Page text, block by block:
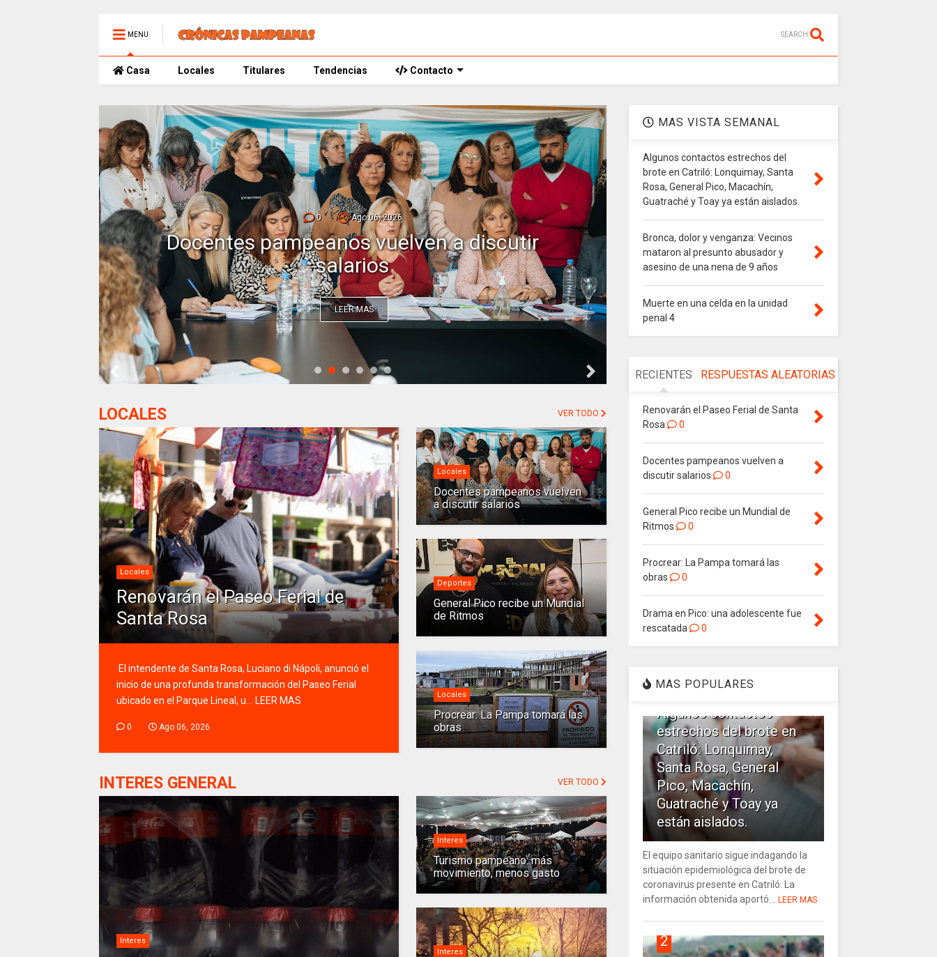
MENU SEARCH
Casa Locales Titulares Tendencias Contacto
0 Ago 06, 2026
Docentes pampeanos vuelven a discutir
salarios
LEER MAS
General Pico recibe un
LOCALES VER TODO
Locales
Renovarán el Paseo Ferial de
Santa Rosa
El intendente de Santa Rosa, Luciano di Nápoli, anunció el
inicio de una profunda transformación del Paseo Ferial
ubicado en el Parque Lineal, u...
LEER MAS
0 Ago 06, 2026
Locales
Docentes pampeanos vuelven
a discutir salarios
Deportes
General Pico recibe un Mundial
de Ritmos
Locales
Procrear: La Pampa tomará las
obras
INTERES GENERAL VER TODO
Interes
Interes
Turismo pampeano: más
movimiento, menos gasto
Interes
MAS VISTA SEMANAL
Algunos contactos estrechos del
brote en Catriló: Lonquimay, Santa
Rosa, General Pico, Macachín,
Guatraché y Toay ya están aislados.
Bronca, dolor y venganza: Vecinos
mataron al presunto abusador y
asesino de una nena de 9 años
Muerte en una celda en la unidad
penal 4
RECIENTES RESPUESTAS ALEATORIAS
Renovarán el Paseo Ferial de Santa
Rosa
0
Docentes pampeanos vuelven a
discutir salarios
0
General Pico recibe un Mundial de
Ritmos
0
Procrear: La Pampa tomará las
obras
0
Drama en Pico: una adolescente fue
rescatada
0
MAS POPULARES
1
Algunos contactos
estrechos del brote en
Catriló: Lonquimay,
Santa Rosa, General
Pico, Macachín,
Guatraché y Toay ya
están aislados.
El equipo sanitario sigue indagando la
situación epidemiológica del brote de
coronavirus presente en Catriló. La
información obtenida aportó... LEER MAS
2